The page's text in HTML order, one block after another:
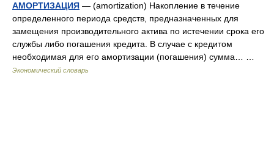
АМОРТИЗАЦИЯ — (amortization) Накопление в течение
определенного периода средств, предназначенных для
замещения производительного актива по истечении срока его
службы либо погашения кредита. В случае с кредитом
необходимая для его амортизации (погашения) сумма… …
Экономический словарь